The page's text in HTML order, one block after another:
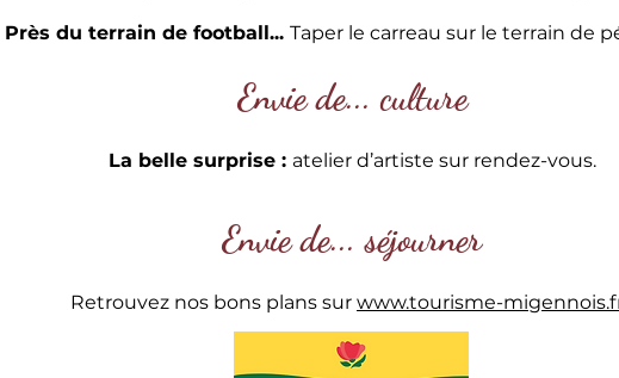
Près du terrain de football... Taper le carreau sur le terrain de
Envie de... culture
La belle surprise : atelier d’artiste sur rendez-vous.
Envie de... séjourner
Retrouvez nos bons plans sur www.tourisme-